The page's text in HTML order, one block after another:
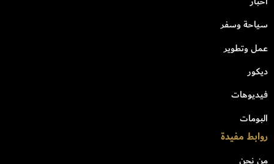
سياحة وسفر
عمل وتطوير
ديكور
فيديوهات
البومات
روابط مفيدة
من نحن